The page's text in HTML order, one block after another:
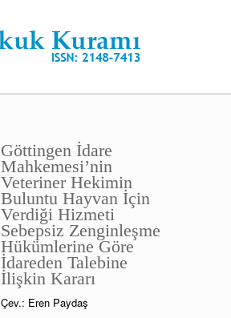
Göttingen İdare
Mahkemesi’nin
Veteriner Hekimin
Buluntu Hayvan İçin
Verdiği Hizmeti
Sebepsiz Zenginleşme
Hükümlerine Göre
İdareden Talebine
İlişkin Kararı
Çev.: Eren Paydaş